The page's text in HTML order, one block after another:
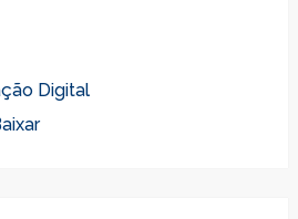
Digital